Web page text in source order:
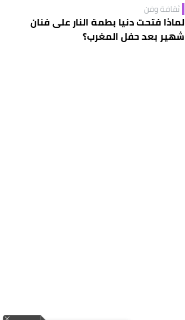
ثقافة وفن
لماذا فتحت دنيا بطمة النار على فنان
شهير بعد حفل المغرب؟